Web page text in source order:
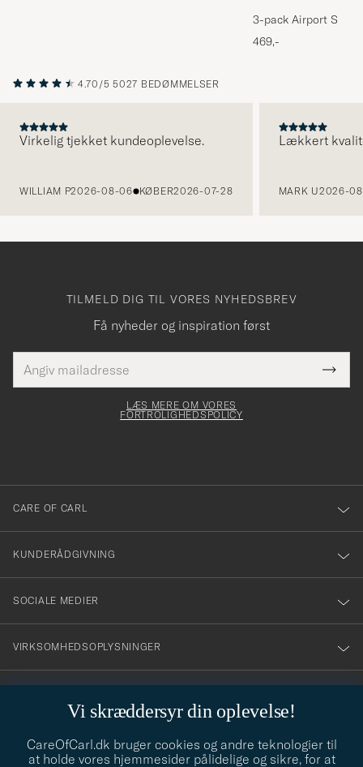
3-pack Airport
Melange
469,-
4.70/5 5027 BEDØMMELSER
Virkelig tjekket kundeoplevelse.
WILLIAM P2026-08-06 KØBER2026-07-28
Lækkert
MARK U2026-
Vi skræddersyr din oplevelse!
CareOfCarl.dk bruger cookies og andre teknologier til
at holde vores hjemmesider pålidelige og sikre, for at
TILMELD DIG TIL VORES NYHEDSBREV
Få nyheder og inspiration først
mailadresse
skal
Tack
för
dig
till
vårt
nyhetsbrev!
LÆS MERE OM VORES
FORTROLIGHEDSPOLICY
CARE OF CARL
KUNDERÅDGIVNING
SOCIALE MEDIER
VIRKSOMHEDSOPLYSNINGER
Behøver du hjælp til at finde din stil? Lad os hjælpe dig, vi hjælper
gerne til!